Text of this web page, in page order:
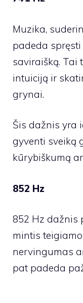
Muzika,
padeda
saviraišką.
intuiciją ir
grynai.
Šis dažnis yra
gyventi sveiką
kūrybiškumą
852 Hz
852 Hz dažnis
mintis
nervingumas
pat padeda